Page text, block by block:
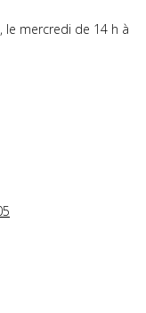
le mercredi de 14 h à